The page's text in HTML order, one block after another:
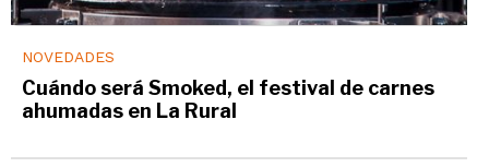
NOVEDADES
Cuándo será Smoked, el festival de carnes
ahumadas en La Rural